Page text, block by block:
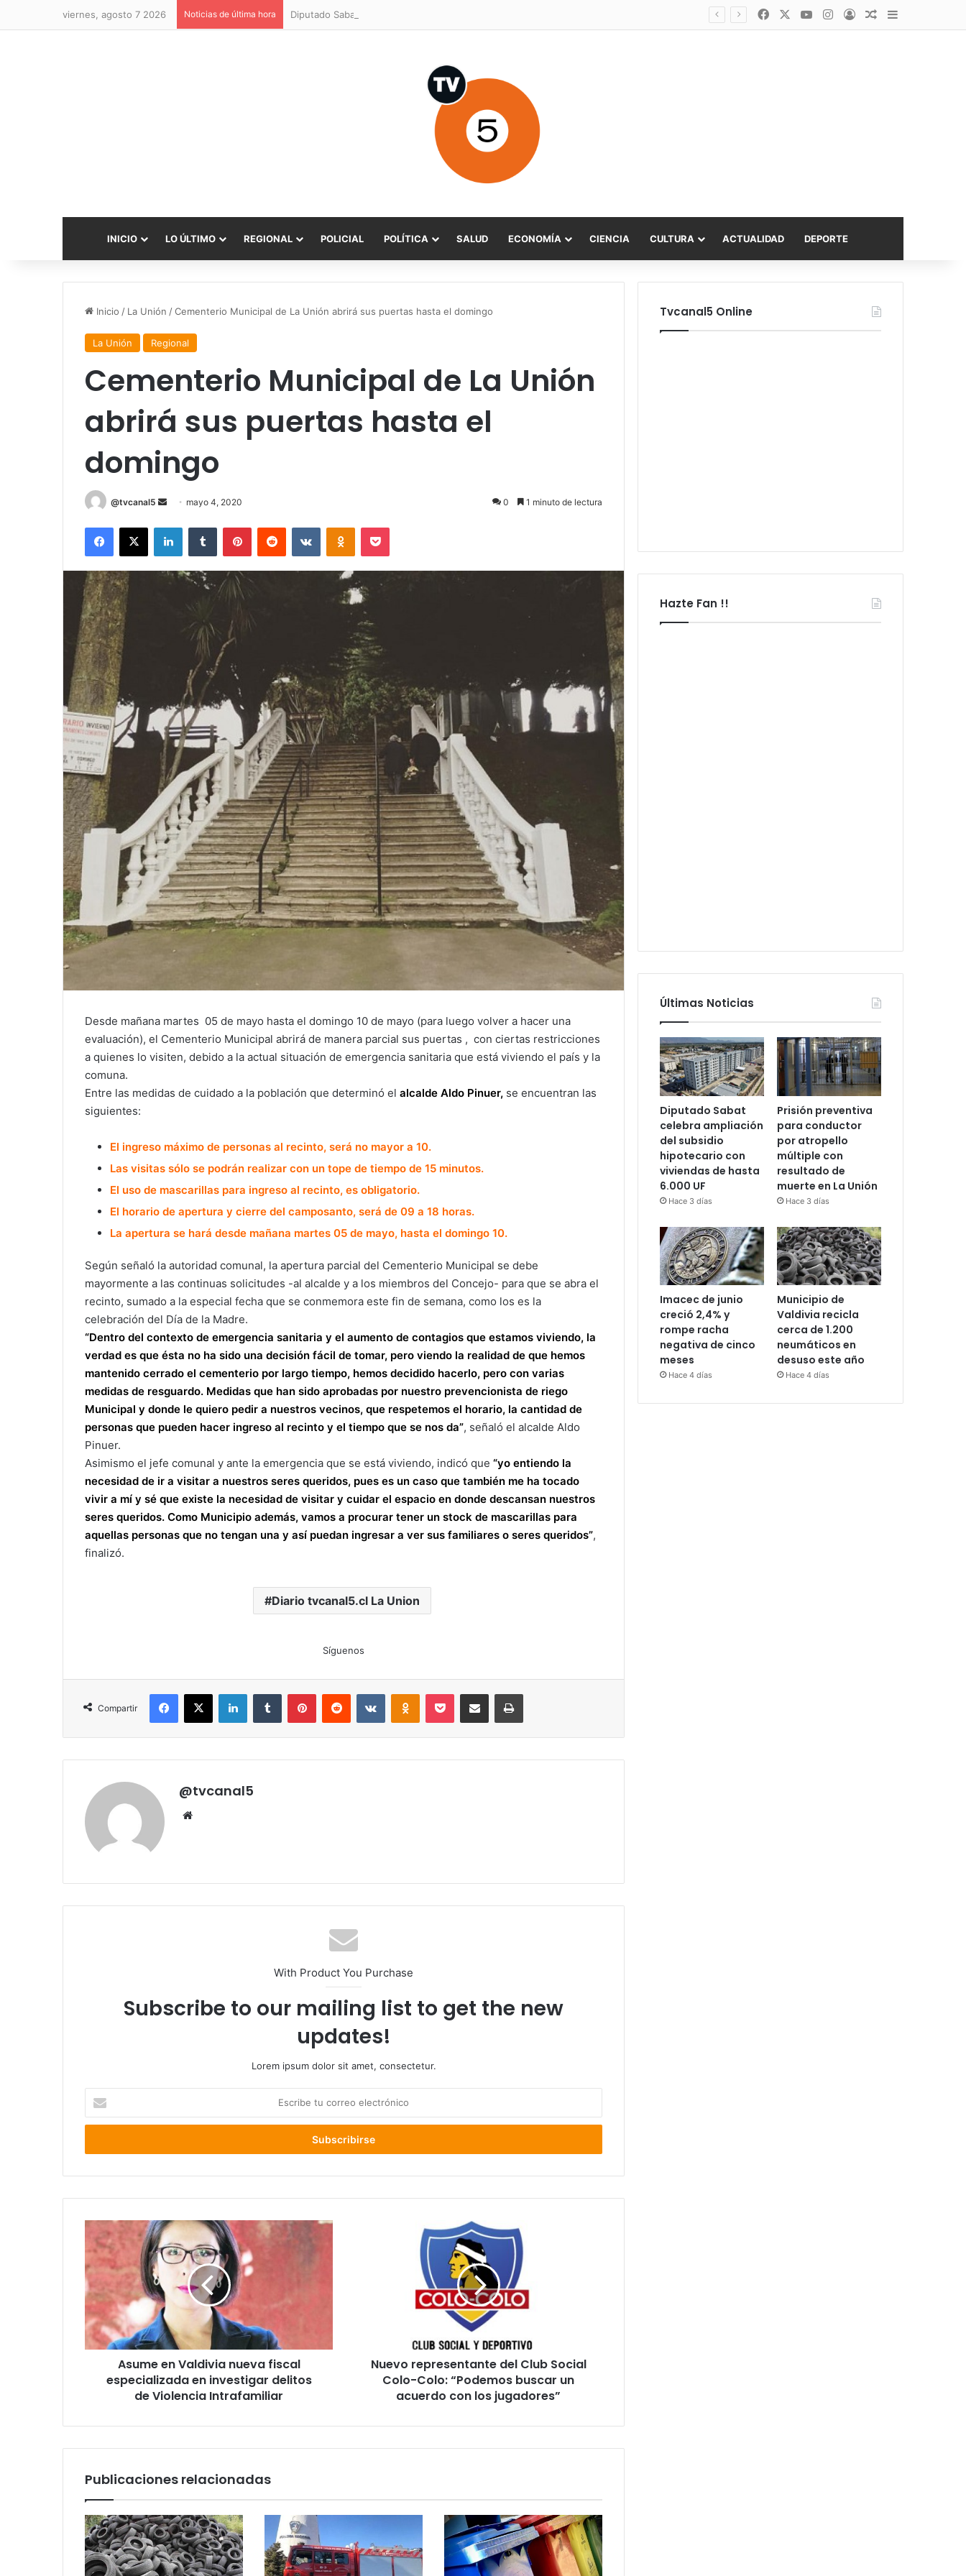
viernes, agosto 7 2026 Noticias de última hora FacebookYouTubeInstagram
AccesoPublicación al
Barra lateral
INICIO LO ÚLTIMO REGIONAL POLICIAL POLÍTICA SALUD ECONOMÍA CIENCIA CULTURA ACTUALIDAD DEPORTE
Inicio / La Unión /Cementerio Municipal de La Unión abrirá sus puertas hasta el domingo
La Unión Regional
Cementerio Municipal de La Unión
abrirá sus puertas hasta el
domingo
@tvcanal5
Send
email
mayo 4, 2020 0 1 minuto de lectura
Facebook
X LinkedInTumblr PinterestReddit VKontakteOdnoklassniki
Pocket
Desde mañana martes 05 de mayo hasta el domingo 10 de mayo (para luego volver a hacer una
evaluación), el Cementerio Municipal abrirá de manera parcial sus puertas , con ciertas restricciones
a quienes lo visiten, debido a la actual situación de emergencia sanitaria que está viviendo el país y la
comuna.
Entre las medidas de cuidado a la población que determinó el alcalde Aldo Pinuer, se encuentran las
siguientes:
El ingreso máximo de personas al recinto, será no mayor a 10.
Las visitas sólo se podrán realizar con un tope de tiempo de 15 minutos.
El uso de mascarillas para ingreso al recinto, es obligatorio.
El horario de apertura y cierre del camposanto, será de 09 a 18 horas.
La apertura se hará desde mañana martes 05 de mayo, hasta el domingo 10.
Según señaló la autoridad comunal, la apertura parcial del Cementerio Municipal se debe
mayormente a las continuas solicitudes -al alcalde y a los miembros del Concejo- para que se abra el
recinto, sumado a la especial fecha que se conmemora este fin de semana, como los es la
celebración del Día de la Madre.
“Dentro del contexto de emergencia sanitaria y el aumento de contagios que estamos viviendo, la
verdad es que ésta no ha sido una decisión fácil de tomar, pero viendo la realidad de que hemos
mantenido cerrado el cementerio por largo tiempo, hemos decidido hacerlo, pero con varias
medidas de resguardo. Medidas que han sido aprobadas por nuestro prevencionista de riego
Municipal y donde le quiero pedir a nuestros vecinos, que respetemos el horario, la cantidad de
personas que pueden hacer ingreso al recinto y el tiempo que se nos da”, señaló el alcalde Aldo
Pinuer.
Asimismo el jefe comunal y ante la emergencia que se está viviendo, indicó que “yo entiendo la
necesidad de ir a visitar a nuestros seres queridos, pues es un caso que también me ha tocado
vivir a mí y sé que existe la necesidad de visitar y cuidar el espacio en donde descansan nuestros
seres queridos. Como Municipio además, vamos a procurar tener un stock de mascarillas para
aquellas personas que no tengan una y así puedan ingresar a ver sus familiares o seres queridos”,
finalizó.
Diario tvcanal5.cl La Union
Síguenos
Compartir
Facebook
X LinkedInTumblr PinterestReddit VKontakteOdnoklassniki
Pocket Compartir por correo electrónicoImprimir
@tvcanal5
With Product You Purchase
Subscribe to our mailing list to get the new
updates!
Lorem ipsum dolor sit amet, consectetur.
correo
Asume
en
Valdivia
nueva
fiscal
especializada
en
investigar
delitos
Violencia
Intrafamiliar
Asume en Valdivia nueva fiscal
especializada en investigar delitos
de Violencia Intrafamiliar
acuerdo
Nuevo representante del Club Social
Colo-Colo: “Podemos buscar un
acuerdo con los jugadores”
Publicaciones relacionadas
Tvcanal5 Online
Hazte Fan !!
Últimas Noticias
Diputado Sabat
celebra ampliación
del subsidio
hipotecario con
viviendas de hasta
6.000 UF
Hace 3 días
Prisión preventiva
para conductor
por atropello
múltiple con
resultado de
muerte en La Unión
Hace 3 días
Imacec de junio
creció 2,4% y
rompe racha
negativa de cinco
meses
Hace 4 días
Municipio de
Valdivia recicla
cerca de 1.200
neumáticos en
desuso este año
Hace 4 días